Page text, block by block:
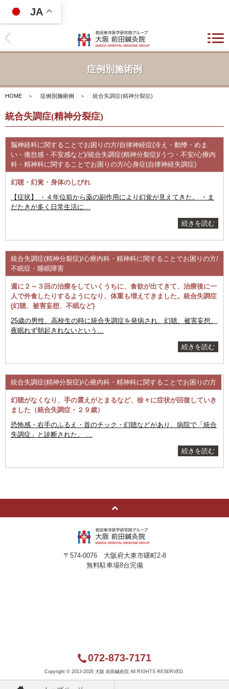
JA
症例別施術例
HOME ＞ 症例別施術例 ＞ 統合失調症(精神分裂症)
統合失調症(精神分裂症)
脳神経科に関することでお困りの方/自律神経症(冷え・動悸・めま
い・倦怠感・不安感など)/統合失調症(精神分裂症)/うつ・不安/心療内
科・精神科に関することでお困りの方/心身症(自律神経失調症)
幻聴・幻覚・身体のしびれ
【症状】 ・４年位前から薬の副作用により幻覚が見えてきた。 ・ま
だたきが多く日常生活に…
続きを読む
統合失調症(精神分裂症)/心療内科・精神科に関することでお困りの方/
不眠症・睡眠障害
週に２～３回の治療をしていくうちに、食欲が出てきて、治療後に一
人で外食したりするようになり、体重も増えてきました。統合失調症
(幻聴、被害妄想、不眠など)
25歳の男性、高校生の時に統合失調症を発病され、幻聴、被害妄想、
夜眠れず朝起きれないという…
続きを読む
統合失調症(精神分裂症)/心療内科・精神科に関することでお困りの方
幻聴がなくなり、手の震えがとまるなど、徐々に症状が回復していき
ました（統合失調症・２９歳）
恐怖感・右手のふるえ・首のチック・幻聴などがあり、病院で「統合
失調症」と診断された。 …
続きを読む
〒574-0076 大阪府大東市曙町2-8
無料駐車場8台完備
072-873-7171
Copyright © 2013-2026 大阪 前田鍼灸院 All RIGHTS RESERVED.